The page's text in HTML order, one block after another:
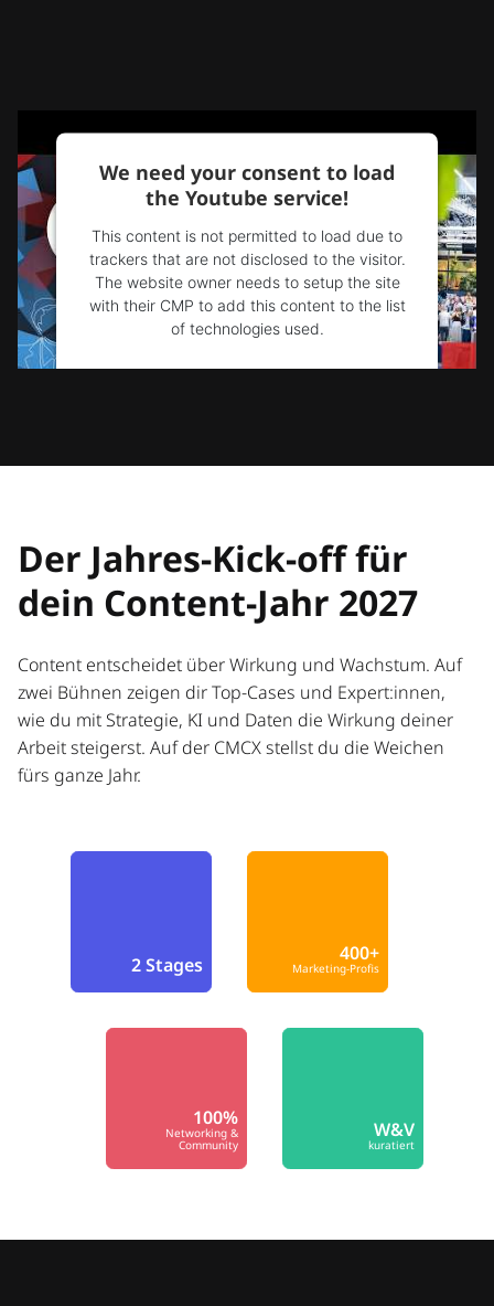
We need your consent to load
the Youtube service!
This content is not permitted to load due to
trackers that are not disclosed to the visitor.
The website owner needs to setup the site
with their CMP to add this content to the list
of technologies used.
Powered byUsercentrics Consent
Der Jahres-Kick-off für
dein Content-Jahr 2027
Content entscheidet über Wirkung und Wachstum. Auf
zwei Bühnen zeigen dir Top-Cases und Expert:innen,
wie du mit Strategie, KI und Daten die Wirkung deiner
Arbeit steigerst. Auf der CMCX stellst du die Weichen
fürs ganze Jahr.
2 Stages 400+
Marketing-Profis
100%
Networking &
Community
W&V
kuratiert